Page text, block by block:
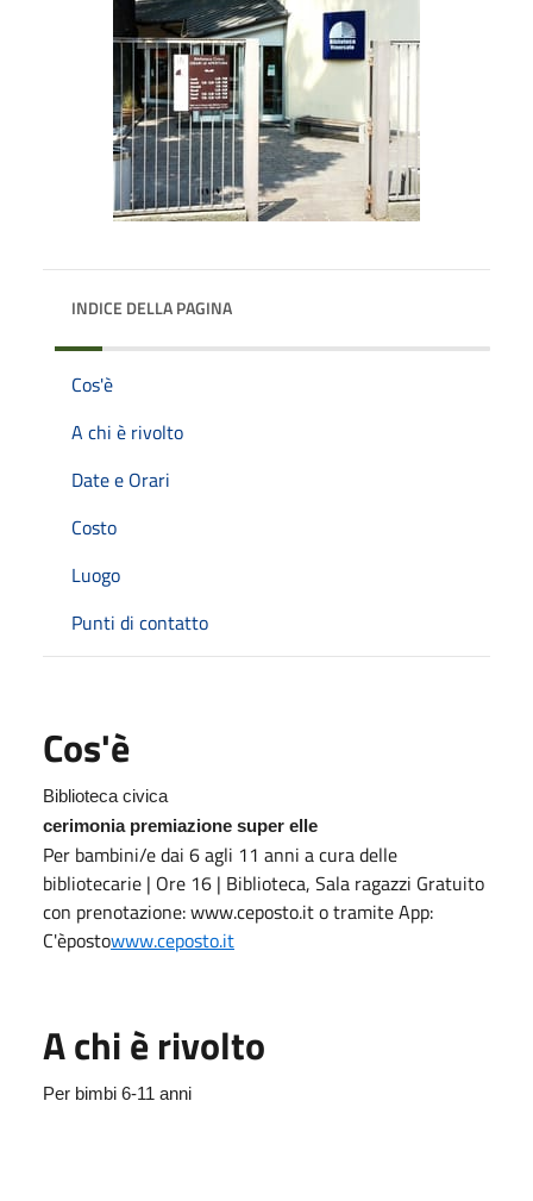
INDICE DELLA PAGINA
Cos'è
A chi è rivolto
Date e Orari
Costo
Luogo
Punti di contatto
Cos'è
Biblioteca civica
cerimonia premiazione super elle
Per bambini/e dai 6 agli 11 anni a cura delle
bibliotecarie | Ore 16 | Biblioteca, Sala ragazzi Gratuito
con prenotazione: www.ceposto.it o tramite App:
C'èpostowww.ceposto.it
A chi è rivolto
Per bimbi 6-11 anni